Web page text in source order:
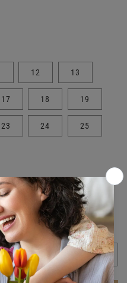
12 13
17 18 19
23 24 25